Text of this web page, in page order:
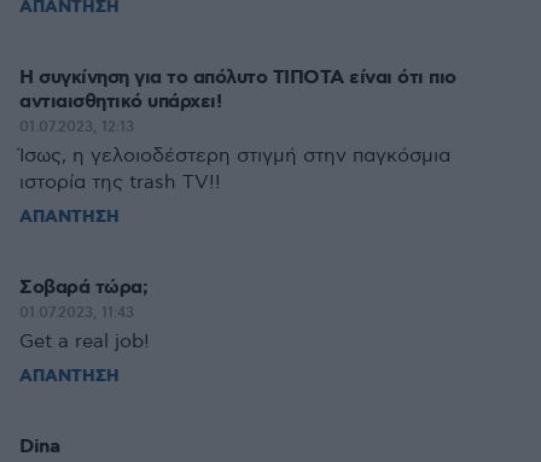
ΑΠΑΝΤΗΣΗ
Η συγκίνηση για το απόλυτο ΤΙΠΟΤΑ είναι ότι πιο
αντιαισθητικό υπάρχει!
01.07.2023, 12:13
Ίσως, η γελοιοδέστερη στιγμή στην παγκόσμια
ιστορία της trash TV!!
ΑΠΑΝΤΗΣΗ
Σοβαρά τώρα;
01.07.2023, 11:43
Get a real job!
ΑΠΑΝΤΗΣΗ
Dina